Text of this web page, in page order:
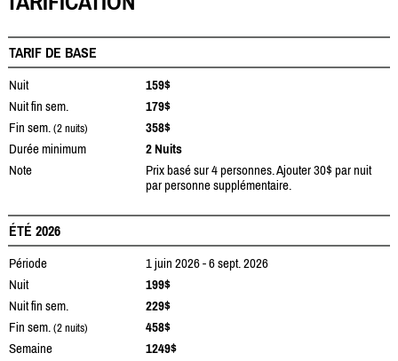
TARIF DE BASE
Nuit
159$
Nuit fin sem.
179$
Fin sem. (2 nuits)
358$
Durée minimum
2 Nuits
Note
Prix basé sur 4 personnes. Ajouter 30$ par nuit
par personne supplémentaire.
ÉTÉ 2026
Période
1 juin 2026 - 6 sept. 2026
Nuit
199$
Nuit fin sem.
229$
Fin sem. (2 nuits)
458$
Semaine
1249$